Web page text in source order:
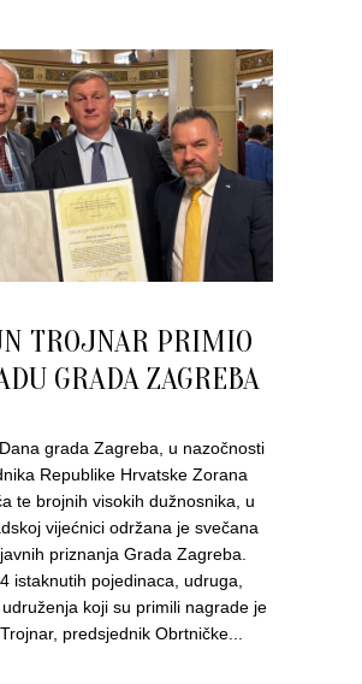
TROJNAR PRIMIO
GRADA ZAGREBA
grada Zagreba, u nazočnosti
Republike Hrvatske Zorana
te brojnih visokih dužnosnika, u
vijećnici održana je svečana
priznanja Grada Zagreba.
istaknutih pojedinaca, udruga,
koji su primili nagrade je
predsjednik Obrtničke...